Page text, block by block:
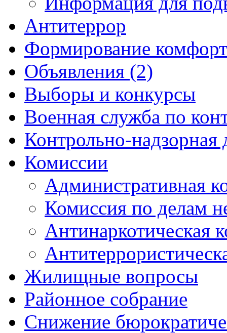
Антитеррор
Формирование
Объявления (2)
Выборы и конкурсы
Военная служба по
Контрольно-надзорная
Комиссии
Административная
Комиссия по делам
Антинаркотическая
Жилищные вопросы
Районное собрание
Снижение